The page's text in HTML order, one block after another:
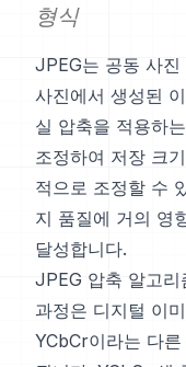
형식
JPEG는 공동 사
사진에서 생성된
실 압축을 적용하
조정하여 저장 크
적으로 조정할 수
지 품질에 거의 영
달성합니다.
JPEG 압축 알고
과정은 디지털 이
YCbCr이라는 다